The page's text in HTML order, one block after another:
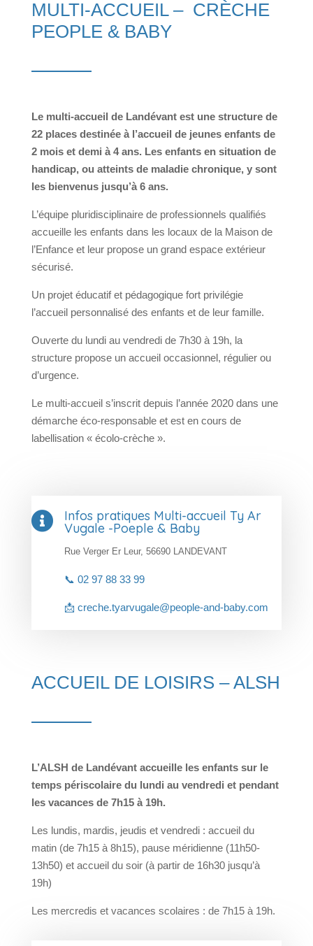
MULTI-ACCUEIL – CRÈCHE
PEOPLE & BABY
Le multi-accueil de Landévant est une structure de
22 places destinée à l’accueil de jeunes enfants de
2 mois et demi à 4 ans. Les enfants en situation de
handicap, ou atteints de maladie chronique, y sont
les bienvenus jusqu’à 6 ans.
L’équipe pluridisciplinaire de professionnels qualifiés
accueille les enfants dans les locaux de la Maison de
l’Enfance et leur propose un grand espace extérieur
sécurisé.
Un projet éducatif et pédagogique fort privilégie
l’accueil personnalisé des enfants et de leur famille.
Ouverte du lundi au vendredi de 7h30 à 19h, la
structure propose un accueil occasionnel, régulier ou
d’urgence.
Le multi-accueil s’inscrit depuis l’année 2020 dans une
démarche éco-responsable et est en cours de
labellisation « écolo-crèche ».
 Infos pratiques Multi-accueil Ty Ar
Vugale -Poeple & Baby
Rue Verger Er Leur, 56690 LANDEVANT
📞 02 97 88 33 99
📩 creche.tyarvugale@people-and-baby.com
ACCUEIL DE LOISIRS – ALSH
L’ALSH de Landévant accueille les enfants sur le
temps périscolaire du lundi au vendredi et pendant
les vacances de 7h15 à 19h.
Les lundis, mardis, jeudis et vendredi : accueil du
matin (de 7h15 à 8h15), pause méridienne (11h50-
13h50) et accueil du soir (à partir de 16h30 jusqu’à
19h)
Les mercredis et vacances scolaires : de 7h15 à 19h.